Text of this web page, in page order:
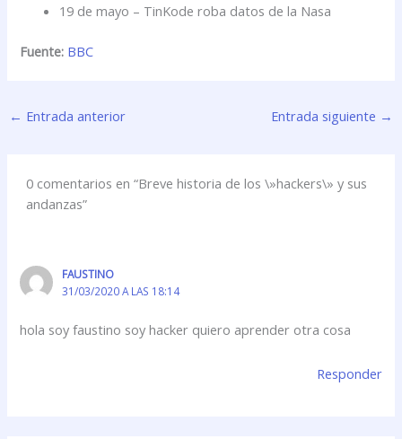
19 de mayo – TinKode roba datos de la Nasa
Fuente: BBC
← Entrada anterior Entrada siguiente →
0 comentarios en “Breve historia de los \»hackers\» y sus
andanzas”
FAUSTINO
31/03/2020 A LAS 18:14
hola soy faustino soy hacker quiero aprender otra cosa
Responder